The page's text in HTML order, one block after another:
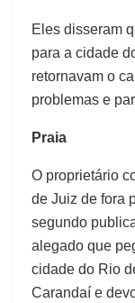
Eles disseram
para a cidade
retornavam o
problemas e
Praia
O proprietário
de Juiz de fora
segundo
alegado que
cidade do Rio
Carandaí e